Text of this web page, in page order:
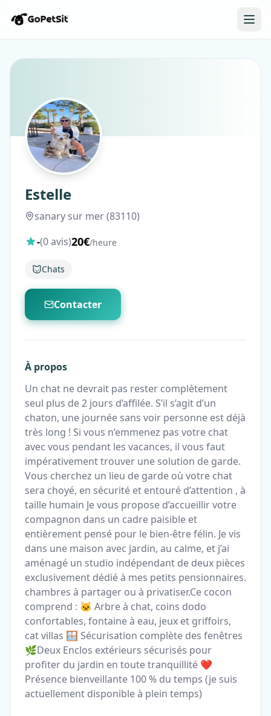
Estelle
sanary sur mer (83110)
-(0 avis)20€/heure
Chats
Contacter
À propos
Un chat ne devrait pas rester complètement
seul plus de 2 jours d’affilée. S’il s’agit d’un
chaton, une journée sans voir personne est déjà
très long ! Si vous n’emmenez pas votre chat
avec vous pendant les vacances, il vous faut
impérativement trouver une solution de garde.
Vous cherchez un lieu de garde où votre chat
sera choyé, en sécurité et entouré d’attention , à
taille humain Je vous propose d’accueillir votre
compagnon dans un cadre paisible et
entièrement pensé pour le bien-être félin. Je vis
dans une maison avec jardin, au calme, et j’ai
aménagé un studio indépendant de deux pièces
exclusivement dédié à mes petits pensionnaires.
chambres à partager ou à privatiser.Ce cocon
comprend : 🐱 Arbre à chat, coins dodo
confortables, fontaine à eau, jeux et griffoirs,
cat villas 🪟 Sécurisation complète des fenêtres
🌿Deux Enclos extérieurs sécurisés pour
profiter du jardin en toute tranquillité ❤️
Présence bienveillante 100 % du temps (je suis
actuellement disponible à plein temps)